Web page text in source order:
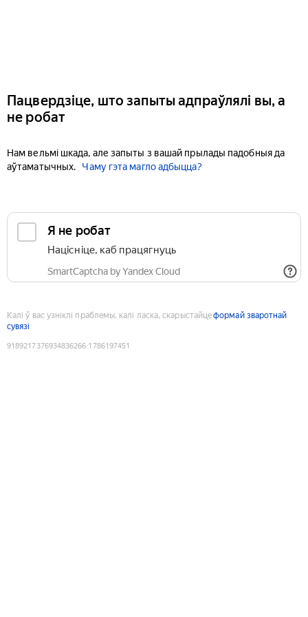
Пацвердзіце, што запыты адпраўлялі вы, а
не робат
Нам вельмі шкада, але запыты з вашай прылады падобныя да
аўтаматычных.
Чаму гэта магло адбыцца?
Я не робат
Націсніце, каб працягнуць
SmartCaptcha by Yandex Cloud
Калі ў вас узніклі праблемы, калі ласка, скарыстайцеформай зваротнай
сувязі
9189217376934836266:1786197451